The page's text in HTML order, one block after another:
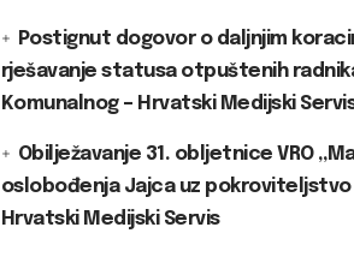
Postignut dogovor o daljnjim
rješavanje statusa otpuštenih
Komunalnog – Hrvatski Medijski
Obilježavanje 31. obljetnice VRO
oslobođenja Jajca uz pokroviteljstvo
Hrvatski Medijski Servis